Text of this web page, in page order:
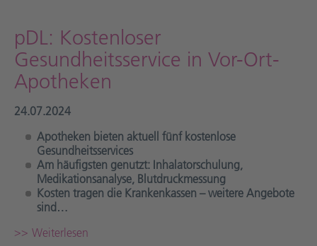
pDL: Kostenloser
Gesundheitsservice in Vor-Ort-
Apotheken
24.07.2024
Apotheken bieten aktuell fünf kostenlose
Gesundheitsservices
Am häufigsten genutzt: Inhalatorschulung,
Medikationsanalyse, Blutdruckmessung
Kosten tragen die Krankenkassen – weitere Angebote
sind…
Weiterlesen